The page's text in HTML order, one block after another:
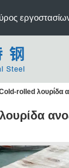
rolled λουρίδα